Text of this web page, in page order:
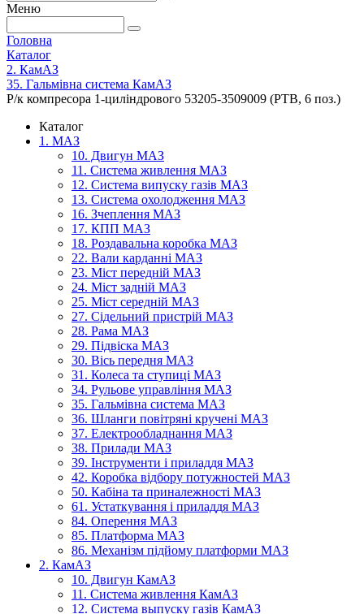
Меню
Головна
Каталог
2. КамАЗ
35. Гальмівна система КамАЗ
Р/к компресора 1-циліндрового 53205-3509009 (РТВ, 6 поз.)
Каталог
1. МАЗ
10. Двигун МАЗ
11. Система живлення МАЗ
12. Система випуску газів МАЗ
13. Система охолодження МАЗ
16. Зчеплення МАЗ
17. КПП МАЗ
18. Роздавальна коробка МАЗ
22. Вали карданні МАЗ
23. Міст передній МАЗ
24. Міст задній МАЗ
25. Міст середній МАЗ
27. Сідельний пристрій МАЗ
28. Рама МАЗ
29. Підвіска МАЗ
30. Вісь передня МАЗ
31. Колеса та ступиці МАЗ
34. Рульове управління МАЗ
35. Гальмівна система МАЗ
36. Шланги повітряні кручені МАЗ
37. Електрообладнання МАЗ
38. Прилади МАЗ
39. Інструменти і приладдя МАЗ
42. Коробка відбору потужностей МАЗ
50. Кабіна та приналежності МАЗ
61. Устаткування і приладдя МАЗ
84. Оперення МАЗ
85. Платформа МАЗ
86. Механізм підйому платформи МАЗ
2. КамАЗ
10. Двигун КамАЗ
11. Система живлення КамАЗ
12. Система выпуску газів КамАЗ